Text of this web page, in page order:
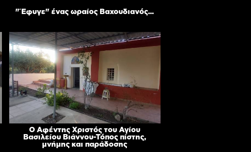
"Έφυγε" ένας ωραίος Βαχουδιανός...
Ο Αφέντης Χριστός του Αγίου
Βασιλείου Βιάννου-Τόπος πίστης,
μνήμης και παράδοσης